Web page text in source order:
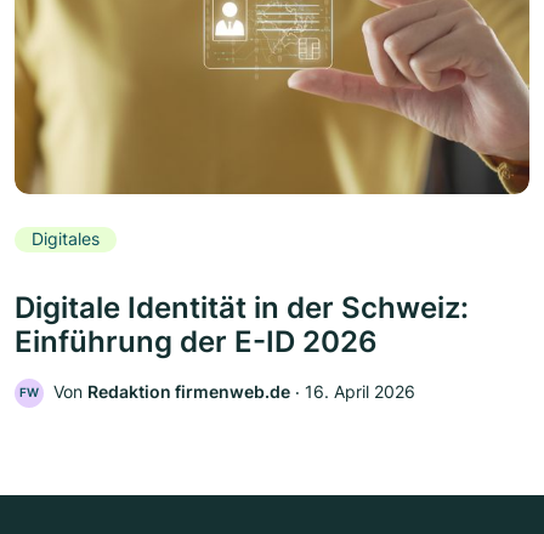
Digitales
Digitale Identität in der Schweiz:
Einführung der E-ID 2026
FW Von Redaktion firmenweb.de ‧ 16. April 2026